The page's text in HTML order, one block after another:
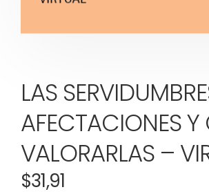
LAS
AFECTACIONES
VALORARLAS –
$31,91